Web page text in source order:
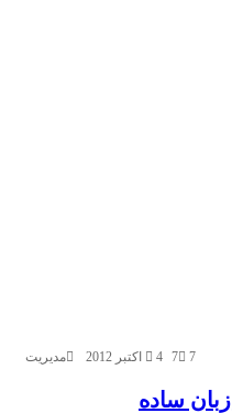
مدیریت 4 اکتبر 2012 7
7